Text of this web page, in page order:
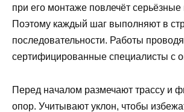
при его монтаже повлечёт серьёзные
Поэтому каждый шаг выполняют в
последовательности. Работы
сертифицированные специалисты с
Перед началом размечают трассу и
опор. Учитывают уклон, чтобы